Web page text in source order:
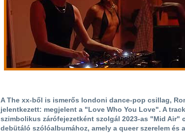
A The xx-ből is ismerős londoni dance-pop csillag,
jelentkezett: megjelent a "Love Who You Love". A
szimbolikus zárófejezetként szolgál 2023-as "Mid Air"
debütáló szólóalbumához, amely a queer szerelem és